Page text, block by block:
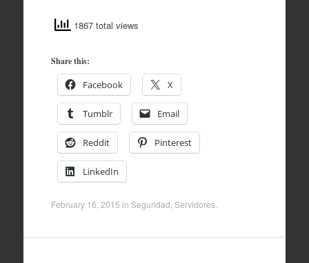
1867 total views
Share this:
Facebook X
Tumblr Email
Reddit Pinterest
LinkedIn
February 16, 2015 in Seguridad Servidores.